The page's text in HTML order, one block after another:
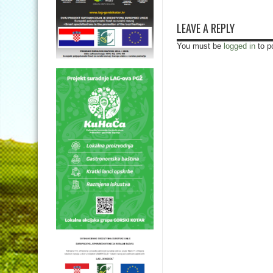
LEAVE A REPLY
You must be logged in to